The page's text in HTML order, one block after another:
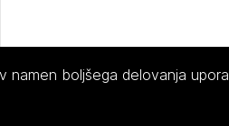
namen boljšega delovanja